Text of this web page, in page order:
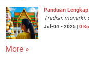
Panduan
Tradisi, monarki,
Jul-04 - 2025 | 0
More »